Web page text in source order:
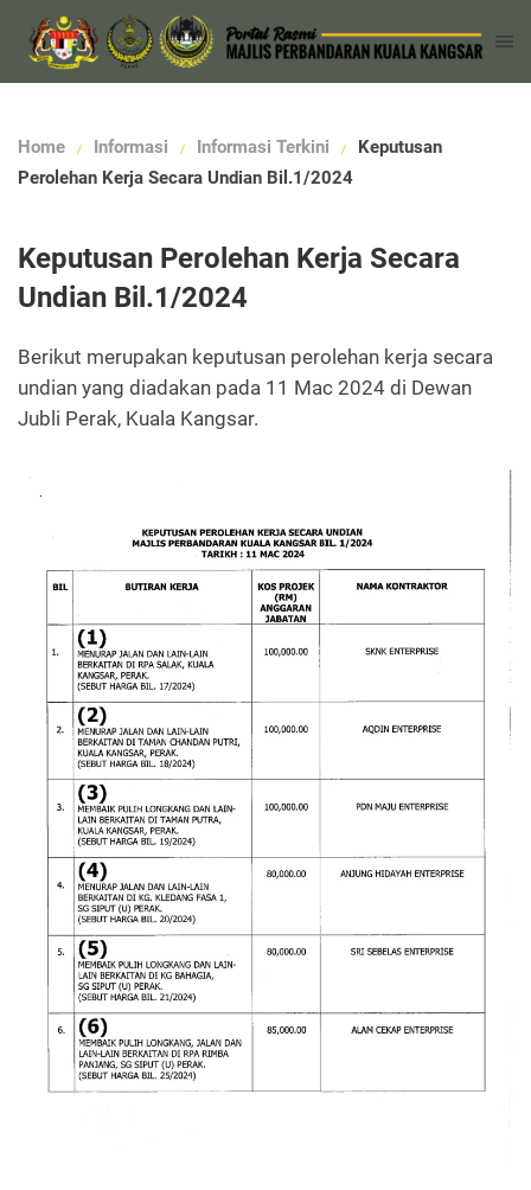
Home Informasi Informasi Terkini
Keputusan
Perolehan Kerja Secara Undian Bil.1/2024
Keputusan Perolehan Kerja Secara
Undian Bil.1/2024
Berikut merupakan keputusan perolehan kerja secara
undian yang diadakan pada 11 Mac 2024 di Dewan
Jubli Perak, Kuala Kangsar.